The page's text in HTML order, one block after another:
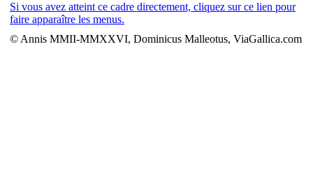
Si vous avez atteint ce cadre directement, cliquez sur ce lien pour
faire apparaître les menus.
© Annis MMII-MMXXVI, Dominicus Malleotus, ViaGallica.com